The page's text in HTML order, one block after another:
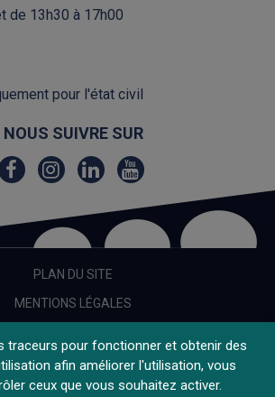
traceurs pour fonctionner et obtenir des
afin améliorer l'utilisation, vous
ceux que vous souhaitez activer.
de 13h30 à 17h00
pour l'état civil
NOUS SUIVRE SUR
Lien
vers
compte
Facebook
Lien
vers
compte
Instagram
Lien
vers
le
compte
Linkedin
Lien
la
chaîne
Youtube
PLAN DU SITE
MENTIONS LÉGALES
ACCESSIBILITÉ